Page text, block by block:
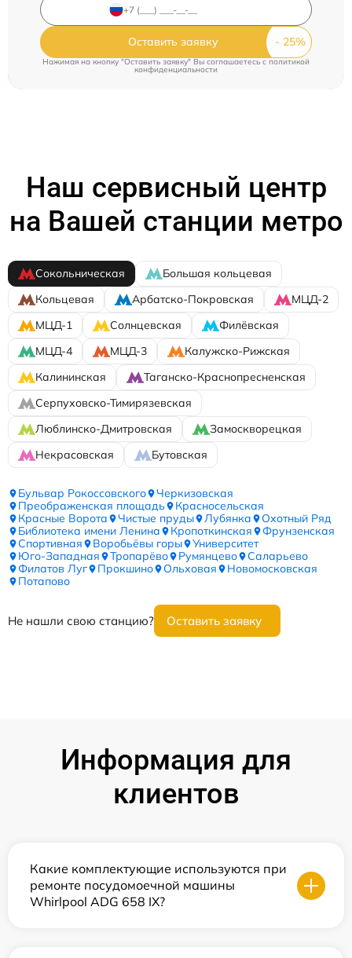
Оставить заявку
Нажимая на кнопку "Оставить заявку" Вы соглашаетесь c политикой
конфиденциальности
Наш сервисный центр
на Вашей станции метро
Сокольническая
Большая кольцевая
Кольцевая
Арбатско-Покровская
МЦД-2
МЦД-1
Солнцевская
Филёвская
МЦД-4
МЦД-3
Калужско-Рижская
Калининская
Таганско-Краснопресненская
Серпуховско-Тимирязевская
Люблинско-Дмитровская
Замоскворецкая
Некрасовская
Бутовская
Бульвар Рокоссовского
Черкизовская
Преображенская площадь
Красносельская
Красные Ворота
Чистые пруды Лубянка
Охотный Ряд
Библиотека имени Ленина
Кропоткинская
Фрунзенская
Спортивная
Воробьёвы горы
Университет
Юго-Западная
Тропарёво Румянцево
Саларьево
Филатов Луг
Прокшино Ольховая
Новомосковская
Потапово
Не нашли свою станцию? Оставить заявку
Информация для
клиентов
Какие комплектующие используются при
ремонте посудомоечной машины
Whirlpool ADG 658 IX?